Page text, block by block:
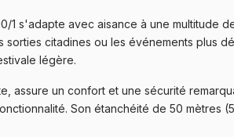
1 s'adapte avec aisance à une multitude
citadines ou les événements plus
légère.
un confort et une sécurité
Son étanchéité de 50 mètres